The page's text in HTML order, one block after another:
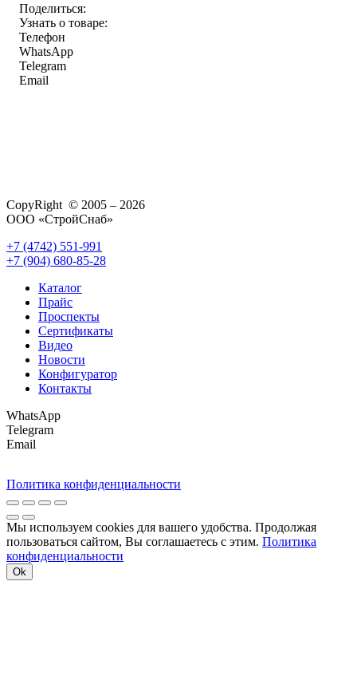
Поделиться:
Узнать о товаре:
Телефон
WhatsApp
Telegram
Email
CopyRight © 2005 – 2026
ООО «СтройСнаб»
+7 (4742) 551-991
+7 (904) 680-85-28
Каталог
Прайс
Проспекты
Сертификаты
Видео
Новости
Конфигуратор
Контакты
WhatsApp
Telegram
Email
Политика конфиденциальности
Мы используем cookies для вашего удобства. Продолжая
пользоваться сайтом, Вы соглашаетесь с этим. Политика
конфиденциальности
Ok